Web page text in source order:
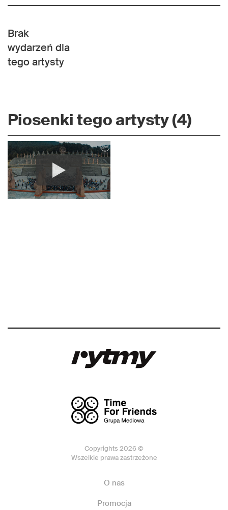
Brak
wydarzeń dla
tego artysty
Piosenki tego artysty (4)
Copyrights 2026 ©
Wszelkie prawa zastrzeżone
O nas
Promocja